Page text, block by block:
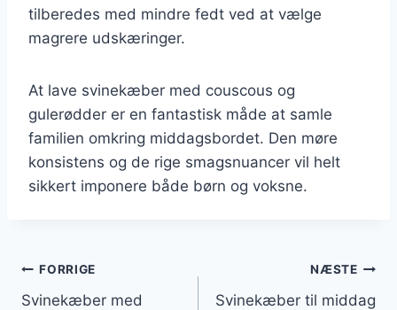
tilberedes med mindre fedt ved at vælge
magrere udskæringer.
At lave svinekæber med couscous og
gulerødder er en fantastisk måde at samle
familien omkring middagsbordet. Den møre
konsistens og de rige smagsnuancer vil helt
sikkert imponere både børn og voksne.
Indlægsnavigation
FORRIGE
Svinekæber med
NÆSTE
Svinekæber til middag